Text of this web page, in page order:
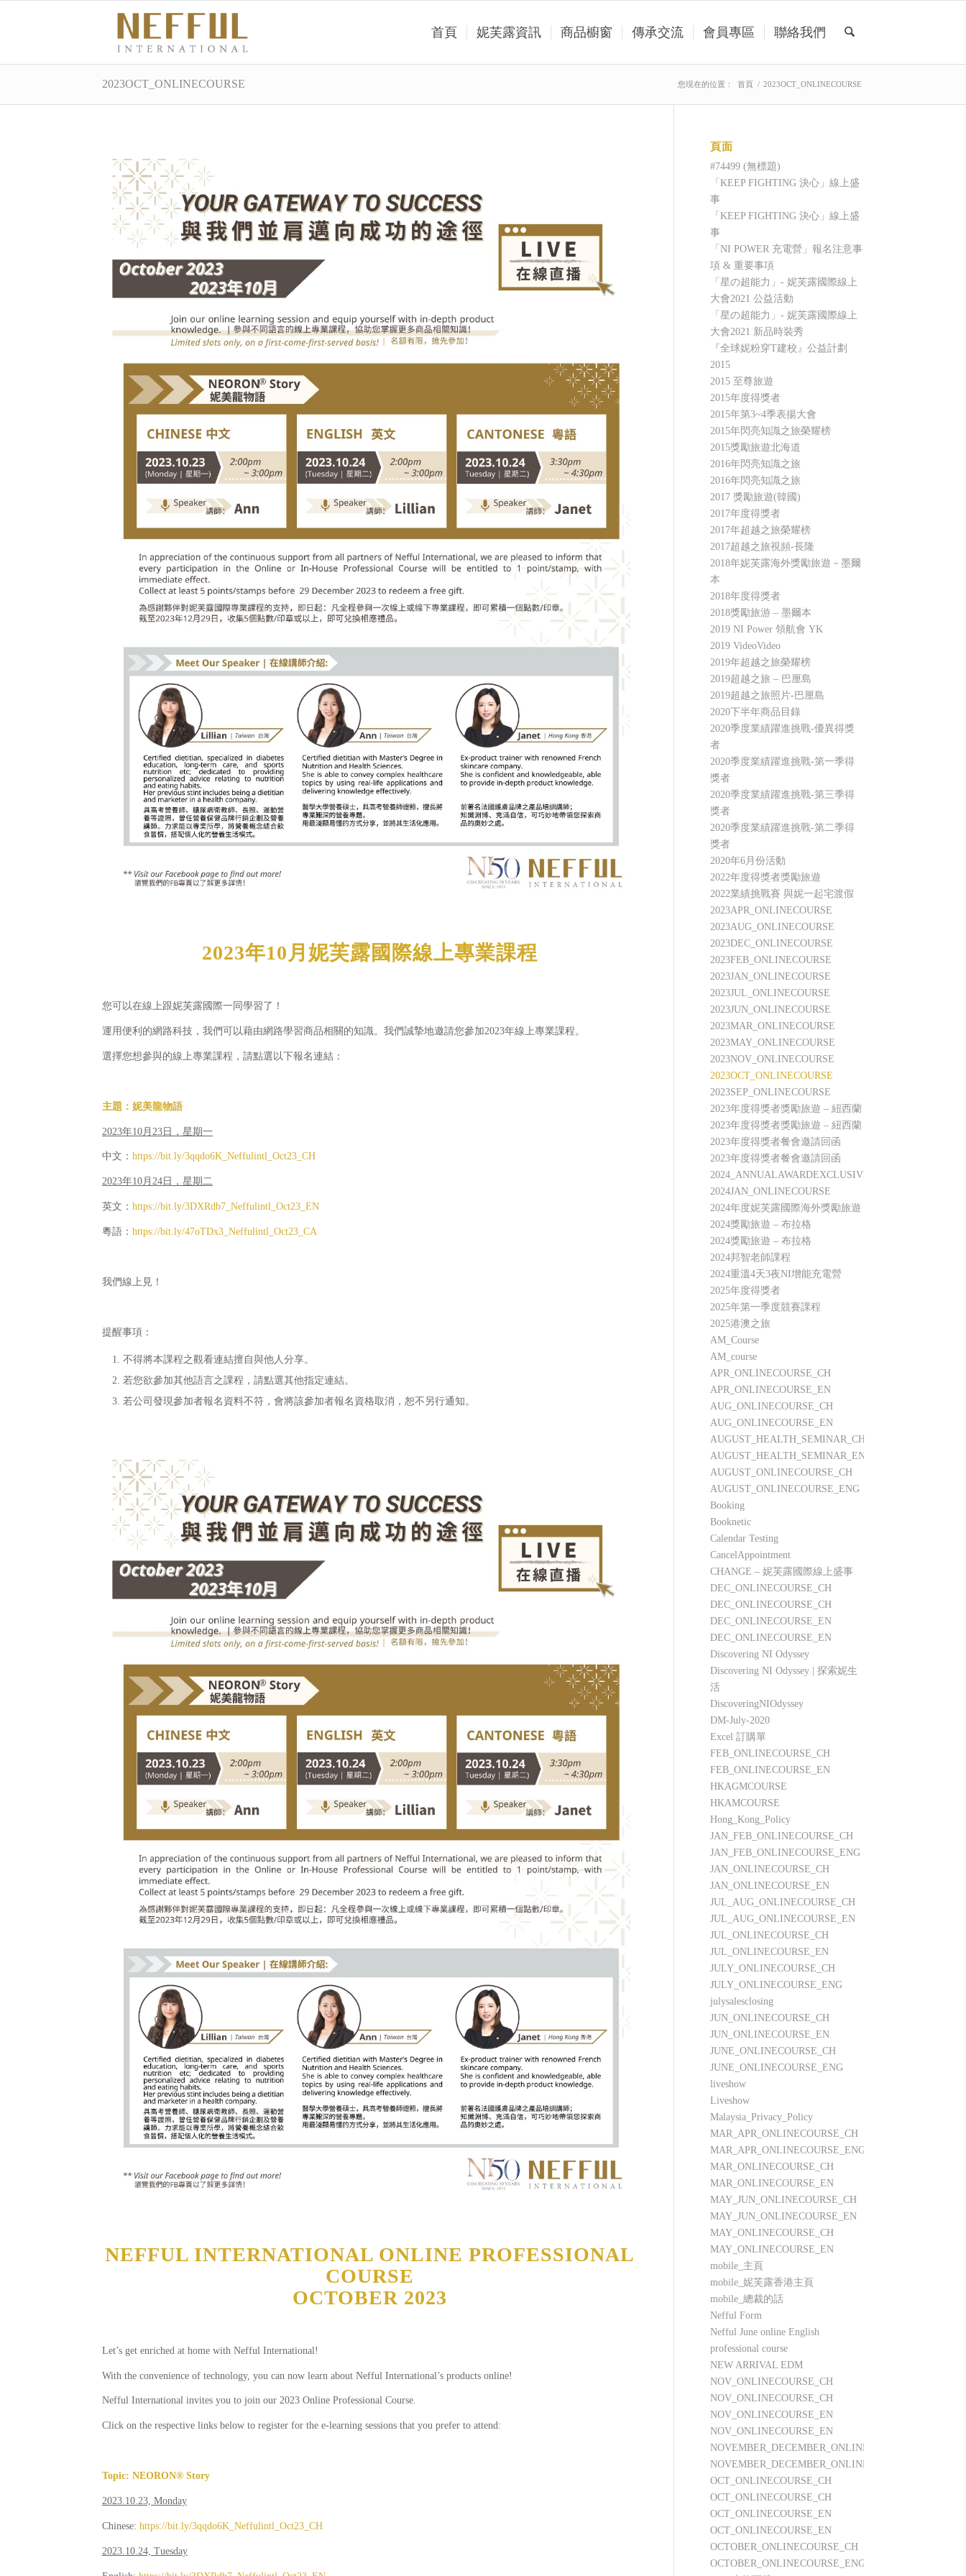
首頁 妮芙露資訊 商品櫥窗 傳承交流 會員專區 聯絡我們
2023OCT_ONLINECOURSE 您現在的位置： 首頁 / 2023OCT_ONLINECOURSE
2023年10月妮芙露國際線上專業課程
您可以在線上跟妮芙露國際一同學習了！
運用便利的網路科技，我們可以藉由網路學習商品相關的知識。我們誠摯地邀請您參加2023年線上專業課程。
選擇您想參與的線上專業課程，請點選以下報名連結：
主題：妮美龍物語
2023年10月23日，星期一
中文： https://bit.ly/3qqdo6K_Neffulintl_Oct23_CH
2023年10月24日，星期二
英文： https://bit.ly/3DXRdb7_Neffulintl_Oct23_EN
粵語： https://bit.ly/47oTDx3_Neffulintl_Oct23_CA
我們線上見！
提醒事項：
不得將本課程之觀看連結擅自與他人分享。
若您欲參加其他語言之課程，請點選其他指定連結。
若公司發現參加者報名資料不符，會將該參加者報名資格取消，恕不另行通知。
NEFFUL INTERNATIONAL ONLINE PROFESSIONAL
COURSE
OCTOBER 2023
Let’s get enriched at home with Nefful International!
With the convenience of technology, you can now learn about Nefful International’s products online!
Nefful International invites you to join our 2023 Online Professional Course.
Click on the respective links below to register for the e-learning sessions that you prefer to attend:
Topic: NEORON® Story
2023.10.23, Monday
Chinese: https://bit.ly/3qqdo6K_Neffulintl_Oct23_CH
2023.10.24, Tuesday
頁面
#74499 (無標題)
「KEEP FIGHTING 決心」線上盛
事
「KEEP FIGHTING 決心」線上盛
事
「NI POWER 充電營」報名注意事
項 & 重要事項
「星の超能力」- 妮芙露國際線上
大會2021 公益活動
「星の超能力」- 妮芙露國際線上
大會2021 新品時裝秀
『全球妮粉穿T建校』公益計劃
2015
2015 至尊旅遊
2015年度得獎者
2015年第3~4季表揚大會
2015年閃亮知識之旅榮耀榜
2015獎勵旅遊北海道
2016年閃亮知識之旅
2016年閃亮知識之旅
2017 獎勵旅遊(韓國)
2017年度得獎者
2017年超越之旅榮耀榜
2017超越之旅視頻-長隆
2018年妮芙露海外獎勵旅遊－墨爾
本
2018年度得獎者
2018獎勵旅游 – 墨爾本
2019 NI Power 領航會 YK
2019 VideoVideo
2019年超越之旅榮耀榜
2019超越之旅 – 巴厘島
2019超越之旅照片-巴厘島
2020下半年商品目錄
2020季度業績躍進挑戰-優異得獎
者
2020季度業績躍進挑戰-第一季得
獎者
2020季度業績躍進挑戰-第三季得
獎者
2020季度業績躍進挑戰-第二季得
獎者
2020年6月份活動
2022年度得獎者獎勵旅遊
2022業績挑戰賽 與妮一起宅渡假
2023APR_ONLINECOURSE
2023AUG_ONLINECOURSE
2023DEC_ONLINECOURSE
2023FEB_ONLINECOURSE
2023JAN_ONLINECOURSE
2023JUL_ONLINECOURSE
2023JUN_ONLINECOURSE
2023MAR_ONLINECOURSE
2023MAY_ONLINECOURSE
2023NOV_ONLINECOURSE
2023OCT_ONLINECOURSE
2023SEP_ONLINECOURSE
2023年度得獎者獎勵旅遊 – 紐西蘭
2023年度得獎者獎勵旅遊 – 紐西蘭
2023年度得獎者餐會邀請回函
2023年度得獎者餐會邀請回函
2024_ANNUALAWARDEXCLUSIVEPRIVILEGES
2024JAN_ONLINECOURSE
2024年度妮芙露國際海外獎勵旅遊
2024獎勵旅遊 – 布拉格
2024獎勵旅遊 – 布拉格
2024邦智老師課程
2024重溫4天3夜NI增能充電營
2025年度得獎者
2025年第一季度競賽課程
2025港澳之旅
AM_Course
AM_course
APR_ONLINECOURSE_CH
APR_ONLINECOURSE_EN
AUG_ONLINECOURSE_CH
AUG_ONLINECOURSE_EN
AUGUST_HEALTH_SEMINAR_CH
AUGUST_HEALTH_SEMINAR_ENG
AUGUST_ONLINECOURSE_CH
AUGUST_ONLINECOURSE_ENG
Booking
Booknetic
Calendar Testing
CancelAppointment
CHANGE – 妮芙露國際線上盛事
DEC_ONLINECOURSE_CH
DEC_ONLINECOURSE_CH
DEC_ONLINECOURSE_EN
DEC_ONLINECOURSE_EN
Discovering NI Odyssey
Discovering NI Odyssey | 探索妮生
活
DiscoveringNIOdyssey
DM-July-2020
Excel 訂購單
FEB_ONLINECOURSE_CH
FEB_ONLINECOURSE_EN
HKAGMCOURSE
HKAMCOURSE
Hong_Kong_Policy
JAN_FEB_ONLINECOURSE_CH
JAN_FEB_ONLINECOURSE_ENG
JAN_ONLINECOURSE_CH
JAN_ONLINECOURSE_EN
JUL_AUG_ONLINECOURSE_CH
JUL_AUG_ONLINECOURSE_EN
JUL_ONLINECOURSE_CH
JUL_ONLINECOURSE_EN
JULY_ONLINECOURSE_CH
JULY_ONLINECOURSE_ENG
julysalesclosing
JUN_ONLINECOURSE_CH
JUN_ONLINECOURSE_EN
JUNE_ONLINECOURSE_CH
JUNE_ONLINECOURSE_ENG
liveshow
Liveshow
Malaysia_Privacy_Policy
MAR_APR_ONLINECOURSE_CH
MAR_APR_ONLINECOURSE_ENG
MAR_ONLINECOURSE_CH
MAR_ONLINECOURSE_EN
MAY_JUN_ONLINECOURSE_CH
MAY_JUN_ONLINECOURSE_EN
MAY_ONLINECOURSE_CH
MAY_ONLINECOURSE_EN
mobile_主頁
mobile_妮芙露香港主頁
mobile_總裁的話
Nefful Form
Nefful June online English
professional course
NEW ARRIVAL EDM
NOV_ONLINECOURSE_CH
NOV_ONLINECOURSE_CH
NOV_ONLINECOURSE_EN
NOV_ONLINECOURSE_EN
NOVEMBER_DECEMBER_ONLINECOURSE_CH
NOVEMBER_DECEMBER_ONLINECOURSE_ENG
OCT_ONLINECOURSE_CH
OCT_ONLINECOURSE_CH
OCT_ONLINECOURSE_EN
OCT_ONLINECOURSE_EN
OCTOBER_ONLINECOURSE_CH
OCTOBER_ONLINECOURSE_ENG